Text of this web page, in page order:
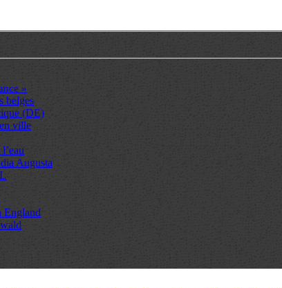
»
belges
(DE)
ville
Augusta
England